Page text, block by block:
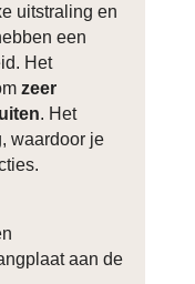
uitstraling en
een
Het
zeer
. Het
waardoor je
aan de